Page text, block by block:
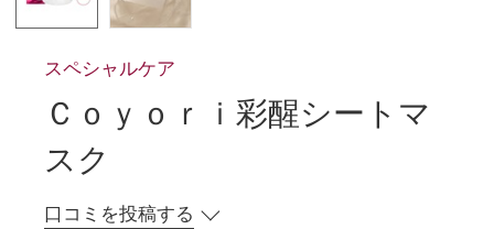
スペシャルケア
Ｃｏｙｏｒｉ彩醒シートマ
スク
口コミを投稿する